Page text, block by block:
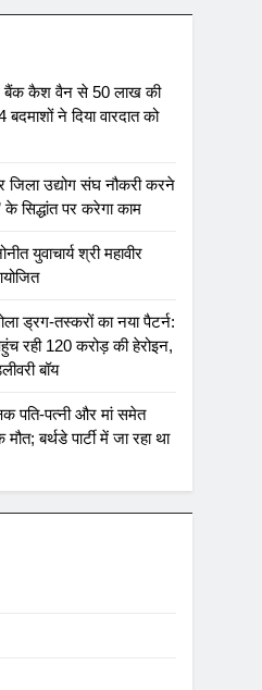
बैंक कैश वैन से 50 लाख की
ने दिया वारदात को
जिला उद्योग संघ नौकरी करने
सिद्धांत पर करेगा काम
युवाचार्य श्री महावीर
ड्रग-तस्करों का नया पैटर्न:
रही 120 करोड़ की हेरोइन,
बॉय
पति-पत्नी और मां समेत
बर्थडे पार्टी में जा रहा था